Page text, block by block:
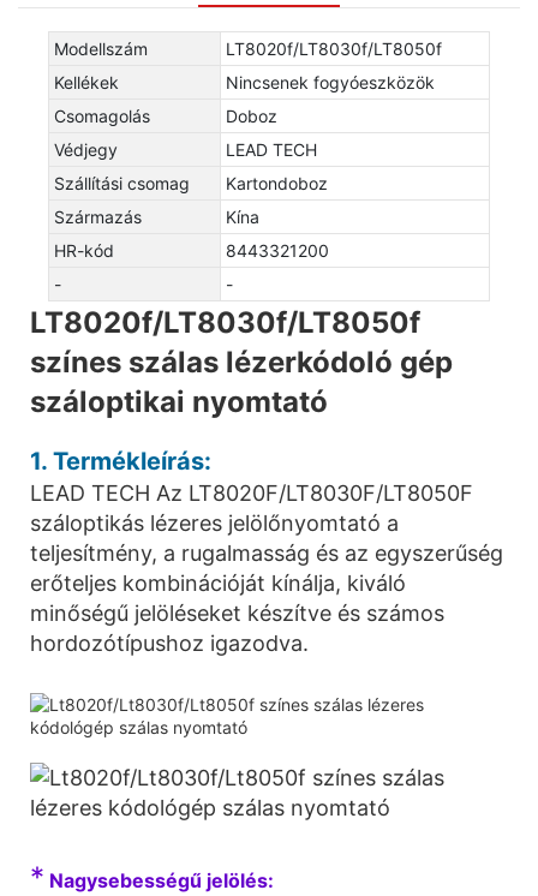
Modellszám
LT8020f/LT8030f/LT8050f
Kellékek
Nincsenek fogyóeszközök
Csomagolás
Doboz
Védjegy
LEAD TECH
Szállítási csomag
Kartondoboz
Származás
Kína
HR-kód
8443321200
-
-
LT8020f/LT8030f/LT8050f
színes szálas lézerkódoló gép
száloptikai nyomtató
1. Termékleírás:
LEAD TECH Az LT8020F/LT8030F/LT8050F
száloptikás lézeres jelölőnyomtató a
teljesítmény, a rugalmasság és az egyszerűség
erőteljes kombinációját kínálja, kiváló
minőségű jelöléseket készítve és számos
hordozótípushoz igazodva.
* Nagysebességű jelölés: